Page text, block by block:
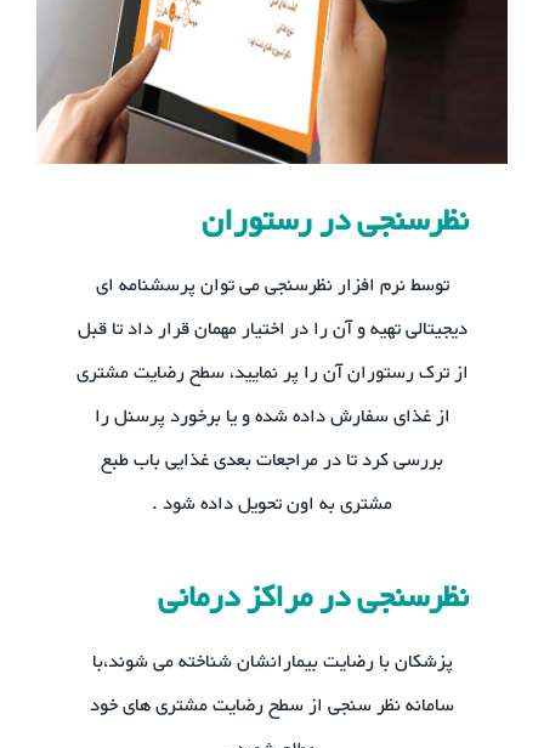
نظرسنجی در رستوران
توسط نرم افزار نظرسنجی می توان پرسشنامه ای
دیجیتالی تهیه و آن را در اختیار مهمان قرار داد تا قبل
از ترک رستوران آن را پر نمایید، سطح رضایت مشتری
از غذای سفارش داده شده و یا برخورد پرسنل را
بررسی کرد تا در مراجعات بعدی غذایی باب طبع
مشتری به اون تحویل داده شود .
نظرسنجی در مراکز درمانی
پزشکان با رضایت بیمارانشان شناخته می شوند،با
سامانه نظر سنجی از سطح رضایت مشتری های خود